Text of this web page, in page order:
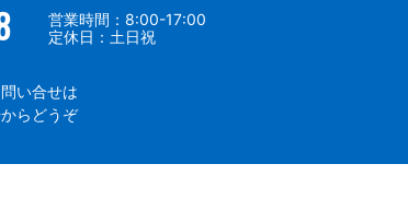
営業時間：8:00-17:00
定休日：土日祝
い合せは
らどうぞ